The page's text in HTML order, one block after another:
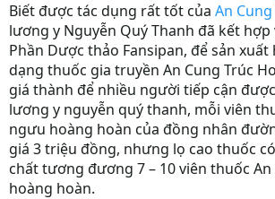
Biết được tác dụng rất tốt của An
lương y Nguyễn Quý Thanh đã kết hợp
Phần Dược thảo Fansipan, để sản
dạng thuốc gia truyền An Cung Trúc
giá thành để nhiều người tiếp cận
lương y nguyễn quý thanh, mỗi viên
ngưu hoàng hoàn của đồng nhân
giá 3 triệu đồng, nhưng lọ cao thuốc
chất tương đương 7 – 10 viên thuốc
hoàng hoàn.